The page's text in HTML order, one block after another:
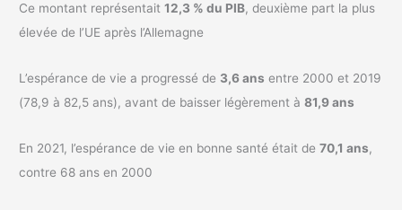
Ce montant représentait12,3 % du PIB, deuxième part la plus
élevée de l’UE après l’Allemagne
L’espérance de vie a progressé de 3,6 ans entre 2000 et 2019
(78,9 à 82,5 ans), avant de baisser légèrement à81,9 ans
En 2021, l’espérance de vie en bonne santé était de70,1 ans,
contre 68 ans en 2000